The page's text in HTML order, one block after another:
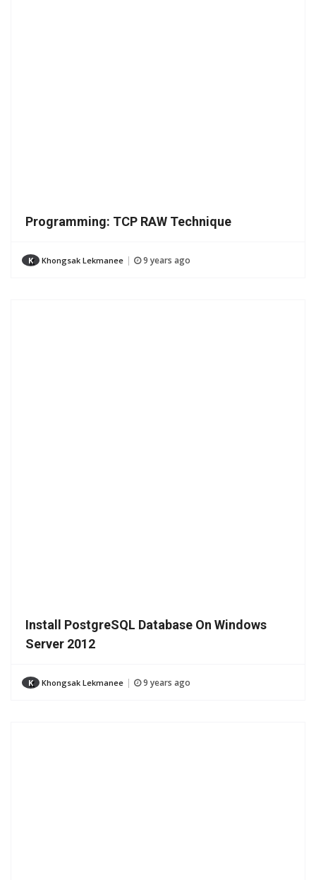
Programming: TCP RAW Technique
K Khongsak Lekmanee 9 years ago
Install PostgreSQL Database On Windows
Server 2012
K Khongsak Lekmanee 9 years ago